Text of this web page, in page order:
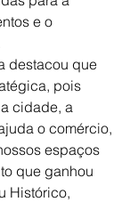
e o
destacou que
pois
cidade, a
o comércio,
espaços
que ganhou
Histórico,